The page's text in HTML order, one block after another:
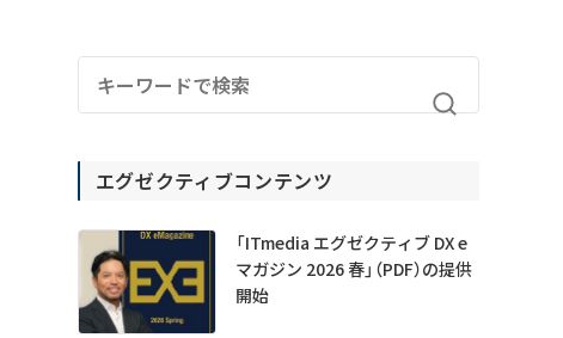
エグゼクティブコンテンツ
「ITmedia エグゼクティブ DX e
マガジン 2026 春」（PDF）の提供
開始